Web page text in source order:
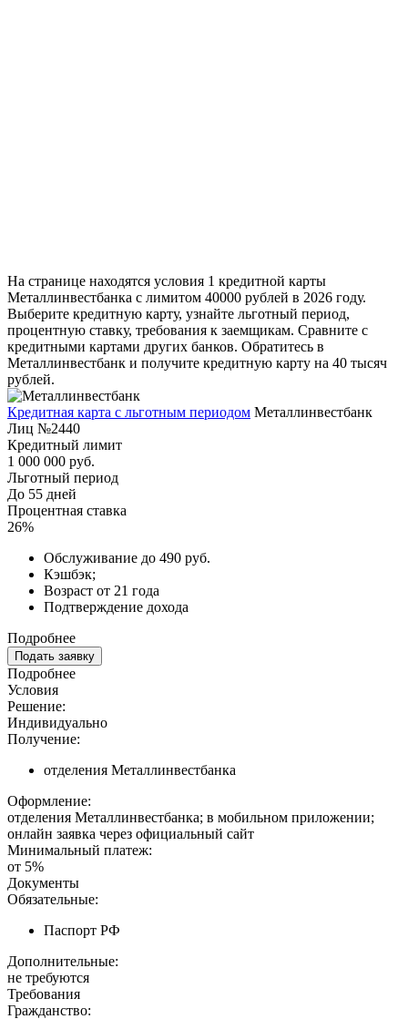
На странице находятся условия 1 кредитной карты
Металлинвестбанка с лимитом 40000 рублей в 2026 году.
Выберите кредитную карту, узнайте льготный период,
процентную ставку, требования к заемщикам. Сравните с
кредитными картами других банков. Обратитесь в
Металлинвестбанк и получите кредитную карту на 40 тысяч
рублей.
Кредитная карта с льготным периодом Металлинвестбанк
Лиц №2440
Кредитный лимит
1 000 000 руб.
Льготный период
До 55 дней
Процентная ставка
26%
Обслуживание до 490 руб.
Кэшбэк;
Возраст от 21 года
Подтверждение дохода
Подробнее
Подать заявку
Подробнее
Условия
Решение:
Индивидуально
Получение:
отделения Металлинвестбанка
Оформление:
отделения Металлинвестбанка; в мобильном приложении;
онлайн заявка через официальный сайт
Минимальный платеж:
от 5%
Документы
Обязательные:
Паспорт РФ
Дополнительные:
не требуются
Требования
Гражданство: